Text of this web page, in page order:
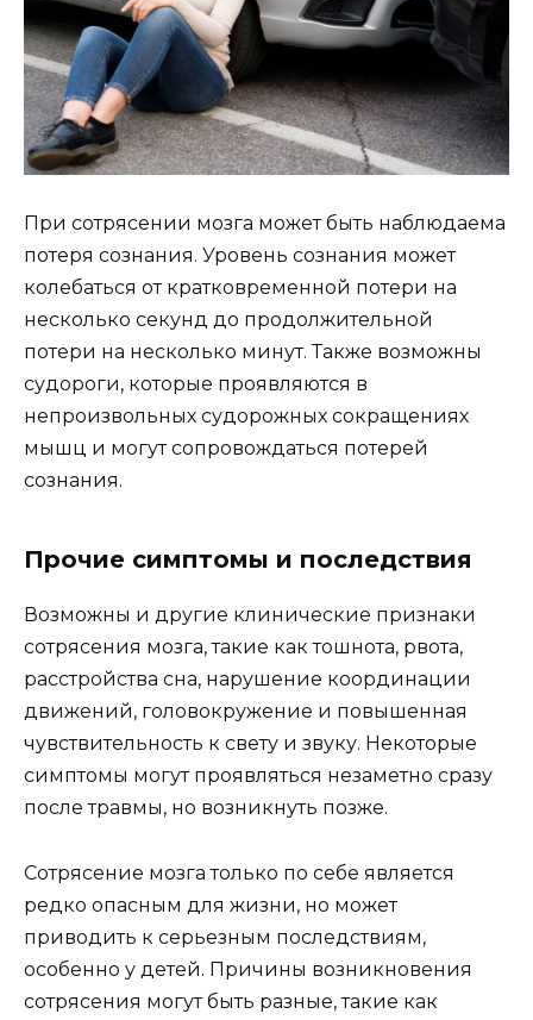
При сотрясении мозга может быть наблюдаема
потеря сознания. Уровень сознания может
колебаться от кратковременной потери на
несколько секунд до продолжительной
потери на несколько минут. Также возможны
судороги, которые проявляются в
непроизвольных судорожных сокращениях
мышц и могут сопровождаться потерей
сознания.
Прочие симптомы и последствия
Возможны и другие клинические признаки
сотрясения мозга, такие как тошнота, рвота,
расстройства сна, нарушение координации
движений, головокружение и повышенная
чувствительность к свету и звуку. Некоторые
симптомы могут проявляться незаметно сразу
после травмы, но возникнуть позже.
Сотрясение мозга только по себе является
редко опасным для жизни, но может
приводить к серьезным последствиям,
особенно у детей. Причины возникновения
сотрясения могут быть разные, такие как